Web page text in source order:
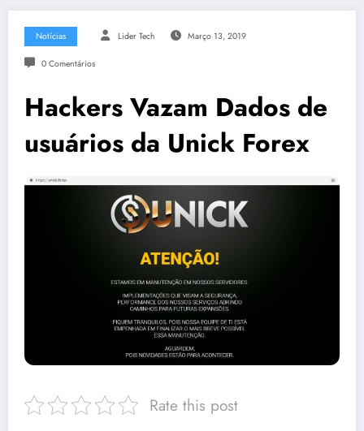
Notícias Lider Tech Março 13, 2019
0 Comentários
Hackers Vazam Dados de
usuários da Unick Forex
Rate this post